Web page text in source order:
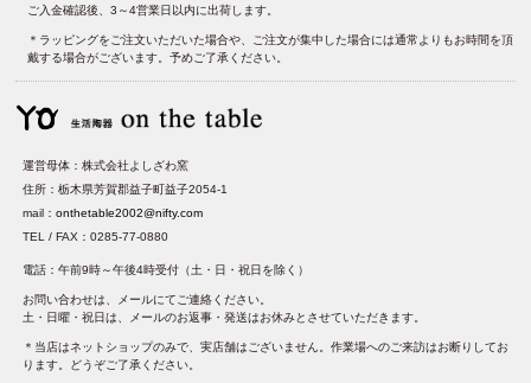
ご入金確認後、3～4営業日以内に出荷します。
＊ラッピングをご注文いただいた場合や、ご注文が集中した場合には通常よりもお時間を頂
戴する場合がございます。予めご了承ください。
運営母体：株式会社よしざわ窯
住所：栃木県芳賀郡益子町益子2054-1
mail：onthetable2002@nifty.com
TEL / FAX：0285-77-0880
電話：午前9時～午後4時受付（土・日・祝日を除く）
お問い合わせは、メールにてご連絡ください。
土・日曜・祝日は、メールのお返事・発送はお休みとさせていただきます。
＊当店はネットショップのみで、実店舗はございません。作業場へのご来訪はお断りしてお
ります。どうぞご了承ください。